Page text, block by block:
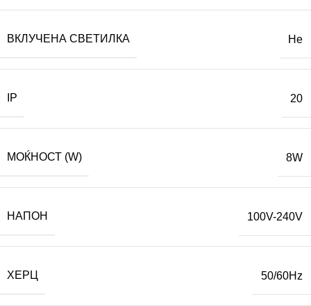
ВКЛУЧЕНА СВЕТИЛКА Не
IP 20
МОЌНОСТ (W) 8W
НАПОН 100V-240V
ХЕРЦ 50/60Hz